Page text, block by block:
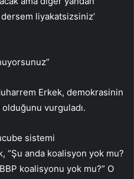
liyakatsizsiniz’
Erkek, demokrasinin
vurguladı.
sistemi
“Şu anda koalisyon yok mu?
koalisyonu yok mu?” O